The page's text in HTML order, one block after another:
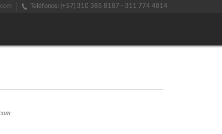
Teléfonos: (+57) 310 385 8187 - 311 774 4814